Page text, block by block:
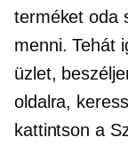
terméket oda
menni. Tehát
üzlet,
oldalra,
kattintson a